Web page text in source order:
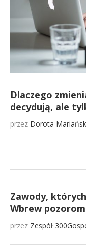
Dlaczego
decydują, ale
przez Dorota
Zawody,
Wbrew
przez Zespół